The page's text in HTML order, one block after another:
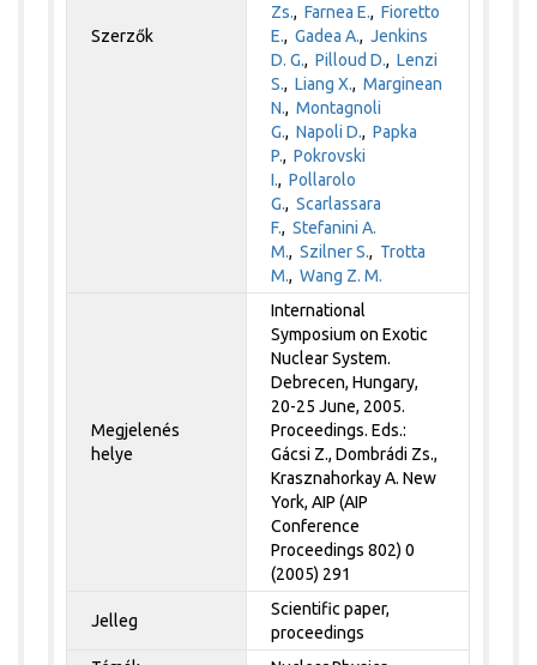
Szerzők
Zs.,Farnea E.,Fioretto
E.,Gadea A.,Jenkins
D. G.,Pilloud D.,Lenzi
S.,Liang X.,Marginean
N.,Montagnoli
G.,Napoli D.,Papka
P.,Pokrovski
I.,Pollarolo
G.,Scarlassara
F.,Stefanini A.
M.,Szilner S., Trotta
M.,Wang Z. M.
Megjelenés
helye
International
Symposium on Exotic
Nuclear System.
Debrecen, Hungary,
20-25 June, 2005.
Proceedings. Eds.:
Gácsi Z., Dombrádi Zs.,
Krasznahorkay A. New
York, AIP (AIP
Conference
Proceedings 802) 0
(2005) 291
Jelleg
Scientific paper,
proceedings